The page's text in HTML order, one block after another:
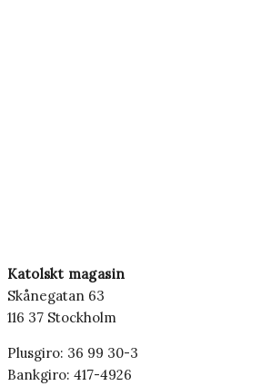
Katolskt magasin
Skånegatan 63
116 37 Stockholm
Plusgiro: 36 99 30-3
Bankgiro: 417-4926